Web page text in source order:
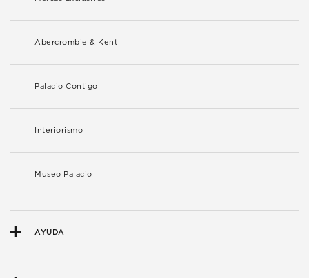
Abercrombie & Kent
Palacio Contigo
Interiorismo
Museo Palacio
AYUDA